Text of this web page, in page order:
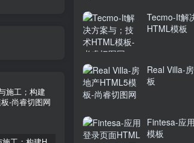
Tecmo-It解
HTML模板
Real Villa-
板
Fintesa-应
模板